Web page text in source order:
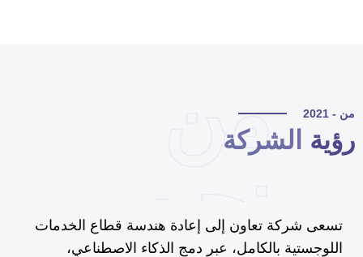
من
نحن
- 2021
الشركة
تسعى شركة تعاون إلى إعادة هندسة قطاع الخدمات
اللوجستية بالكامل، عبر دمج الذكاء الاصطناعي،